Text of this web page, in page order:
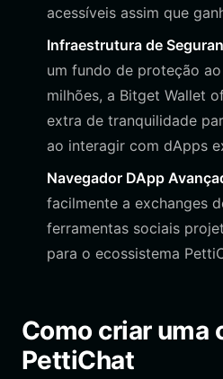
acessíveis assim que
Infraestrutura de
um fundo de proteção
milhões, a Bitget Wallet
extra de tranquilidade
ao interagir com dApps
Navegador DApp
facilmente a exchanges
ferramentas sociais
para o ecossistema
Como criar uma
PettiChat